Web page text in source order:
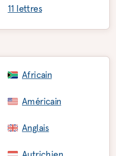
11 lettres
Africain
Américain
Anglais